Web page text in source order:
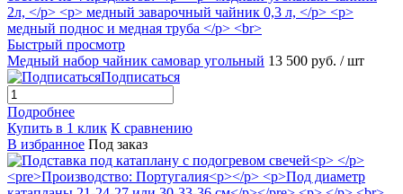
Быстрый просмотр
Медный набор чайник самовар угольный 13 500 руб. / шт
Подписаться
Подробнее
Купить в 1 клик К сравнению
В избранное Под заказ